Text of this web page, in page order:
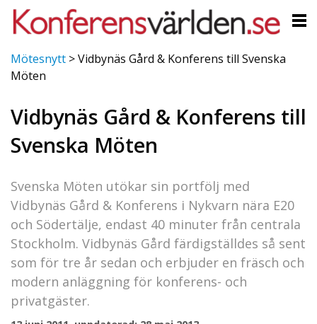
Mötesnytt >Vidbynäs Gård & Konferens till Svenska
Möten
Vidbynäs Gård & Konferens till
Svenska Möten
Svenska Möten utökar sin portfölj med
Vidbynäs Gård & Konferens i Nykvarn nära E20
och Södertälje, endast 40 minuter från centrala
Stockholm. Vidbynäs Gård färdigställdes så sent
som för tre år sedan och erbjuder en fräsch och
modern anläggning för konferens- och
privatgäster.